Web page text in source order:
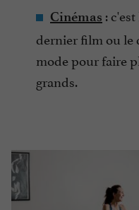
Cinémas :
dernier film ou le
mode pour faire
grands.